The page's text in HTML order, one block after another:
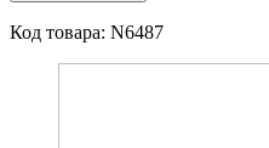
Код товара: N6487